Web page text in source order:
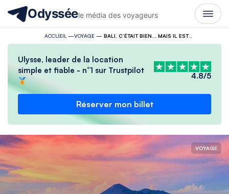
Odysséele média des voyageurs
ACCUEIL —VOYAGE— BALI, C’ÉTAIT BIEN… MAIS IL EST TEMPS DE PASSER À AUTRE CHOSE
Ulysse, leader de la location
simple et fiable - n°1 sur Trustpilot
4.8/5
Réserver mon billet
VOYAGE